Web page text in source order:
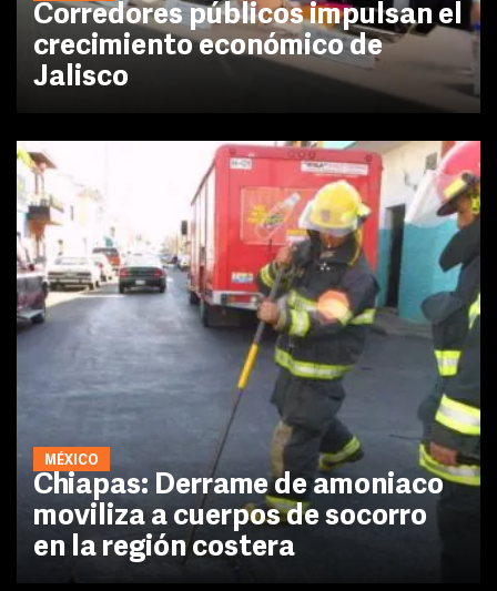
Corredores públicos impulsan el
crecimiento económico de
Jalisco
MÉXICO
Chiapas: Derrame de amoniaco
moviliza a cuerpos de socorro
en la región costera